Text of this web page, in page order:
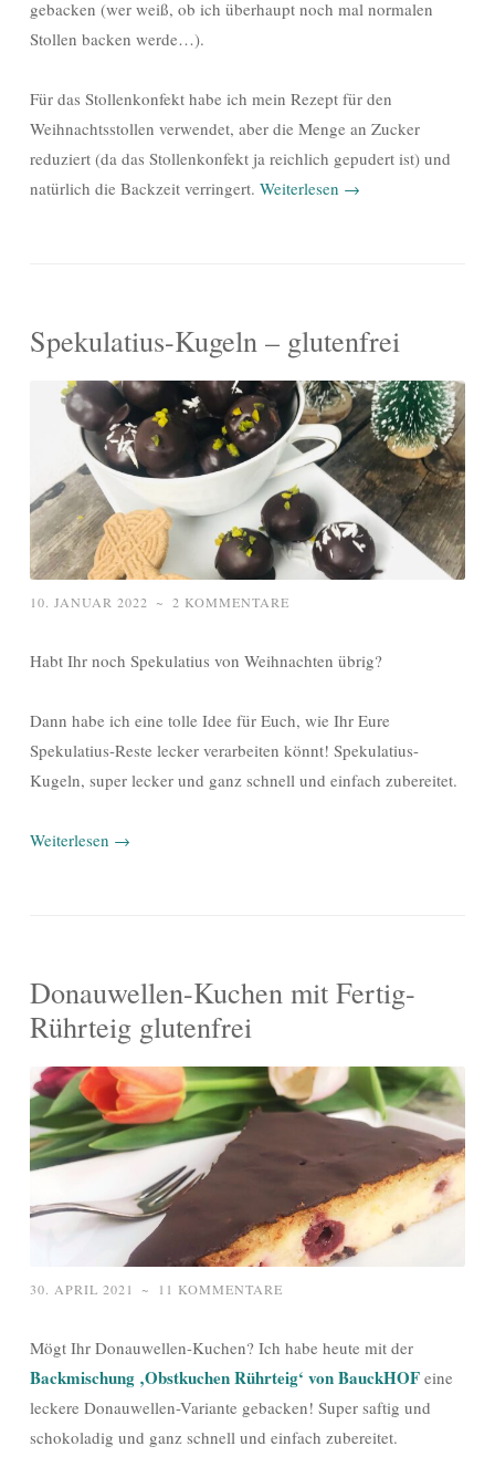
gebacken (wer weiß, ob ich überhaupt noch mal normalen
Stollen backen werde…).
Für das Stollenkonfekt habe ich mein Rezept für den
Weihnachtsstollen verwendet, aber die Menge an Zucker
reduziert (da das Stollenkonfekt ja reichlich gepudert ist) und
natürlich die Backzeit verringert. Weiterlesen →
Spekulatius-Kugeln – glutenfrei
10. JANUAR 2022 ~ 2 KOMMENTARE
Habt Ihr noch Spekulatius von Weihnachten übrig?
Dann habe ich eine tolle Idee für Euch, wie Ihr Eure
Spekulatius-Reste lecker verarbeiten könnt! Spekulatius-
Kugeln, super lecker und ganz schnell und einfach zubereitet.
Weiterlesen →
Donauwellen-Kuchen mit Fertig-
Rührteig glutenfrei
30. APRIL 2021 ~ 11 KOMMENTARE
Mögt Ihr Donauwellen-Kuchen? Ich habe heute mit der
Backmischung ‚Obstkuchen Rührteig‘ von BauckHOF eine
leckere Donauwellen-Variante gebacken! Super saftig und
schokoladig und ganz schnell und einfach zubereitet.